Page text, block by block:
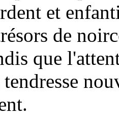
et
de
que